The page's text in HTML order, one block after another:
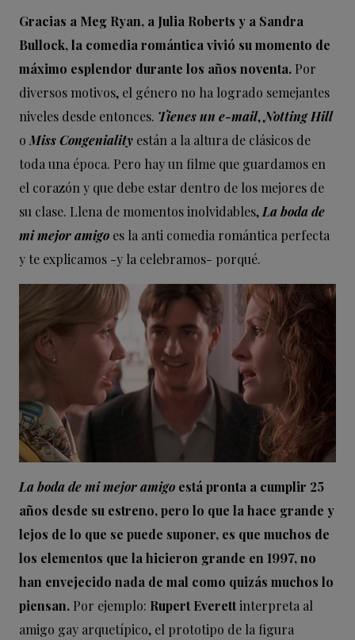
Gracias a Meg Ryan, a Julia Roberts y a Sandra
Bullock, la comedia romántica vivió su momento de
máximo esplendor durante los años noventa. Por
diversos motivos, el género no ha logrado semejantes
niveles desde entonces. Tienes un e-mail,Notting Hill
o Miss Congeniality están a la altura de clásicos de
toda una época. Pero hay un filme que guardamos en
el corazón y que debe estar dentro de los mejores de
su clase. Llena de momentos inolvidables, La boda de
mi mejor amigo es la anti comedia romántica perfecta
y te explicamos -y la celebramos- porqué.
La boda de mi mejor amigo está pronta a cumplir 25
años desde su estreno, pero lo que la hace grande y
lejos de lo que se puede suponer, es que muchos de
los elementos que la hicieron grande en 1997, no
han envejecido nada de mal como quizás muchos lo
piensan. Por ejemplo: Rupert Everettinterpreta al
amigo gay arquetípico, el prototipo de la figura